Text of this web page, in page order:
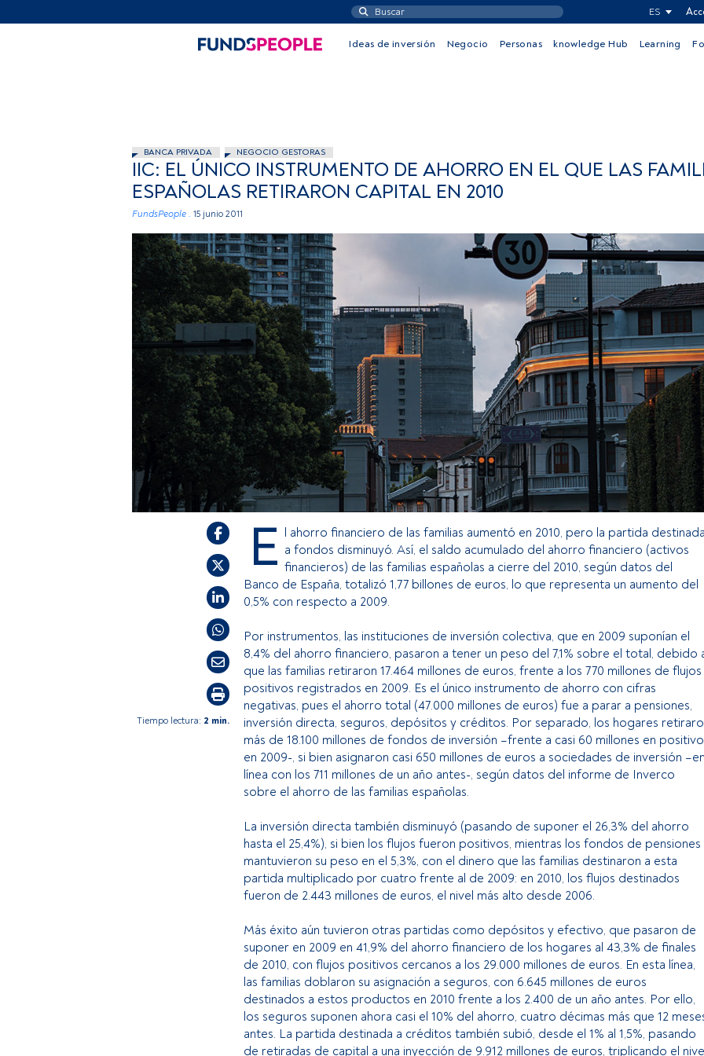
ES
Ideas de inversión Negocio Personas knowledge Hub Learning
BANCA PRIVADA NEGOCIO GESTORAS
IIC: EL ÚNICO INSTRUMENTO DE AHORRO EN EL QUE LAS
ESPAÑOLAS RETIRARON CAPITAL EN 2010
FundsPeople . 15 junio 2011
Tiempo lectura: 2 min.
E l ahorro financiero de las familias aumentó en 2010, pero la partida
a fondos disminuyó. Así, el saldo acumulado del ahorro financiero (activos
financieros) de las familias españolas a cierre del 2010, según datos del
Banco de España, totalizó 1,77 billones de euros, lo que representa un aumento del
0,5% con respecto a 2009.
Por instrumentos, las instituciones de inversión colectiva, que en 2009 suponían el
8,4% del ahorro financiero, pasaron a tener un peso del 7,1% sobre el total, debido
que las familias retiraron 17.464 millones de euros, frente a los 770 millones de flujos
positivos registrados en 2009. Es el único instrumento de ahorro con cifras
negativas, pues el ahorro total (47.000 millones de euros) fue a parar a pensiones,
inversión directa, seguros, depósitos y créditos. Por separado, los hogares
más de 18.100 millones de fondos de inversión –frente a casi 60 millones en positivo
en 2009-, si bien asignaron casi 650 millones de euros a sociedades de inversión
línea con los 711 millones de un año antes-, según datos del informe de Inverco
sobre el ahorro de las familias españolas.
La inversión directa también disminuyó (pasando de suponer el 26,3% del ahorro
hasta el 25,4%), si bien los flujos fueron positivos, mientras los fondos de pensiones
mantuvieron su peso en el 5,3%, con el dinero que las familias destinaron a esta
partida multiplicado por cuatro frente al de 2009: en 2010, los flujos destinados
fueron de 2.443 millones de euros, el nivel más alto desde 2006.
Más éxito aún tuvieron otras partidas como depósitos y efectivo, que pasaron de
suponer en 2009 en 41,9% del ahorro financiero de los hogares al 43,3% de finales
de 2010, con flujos positivos cercanos a los 29.000 millones de euros. En esta línea,
las familias doblaron su asignación a seguros, con 6.645 millones de euros
destinados a estos productos en 2010 frente a los 2.400 de un año antes. Por ello,
los seguros suponen ahora casi el 10% del ahorro, cuatro décimas más que 12
antes. La partida destinada a créditos también subió, desde el 1% al 1,5%, pasando
de retiradas de capital a una inyección de 9.912 millones de euros, triplicando el